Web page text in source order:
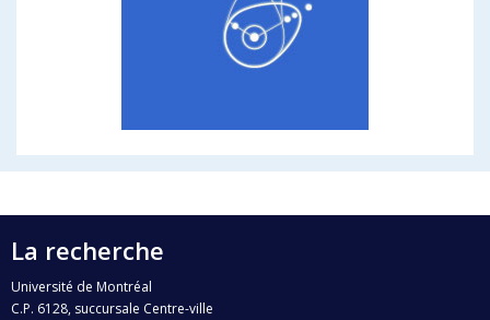
La recherche
Université de Montréal
C.P. 6128, succursale Centre-ville